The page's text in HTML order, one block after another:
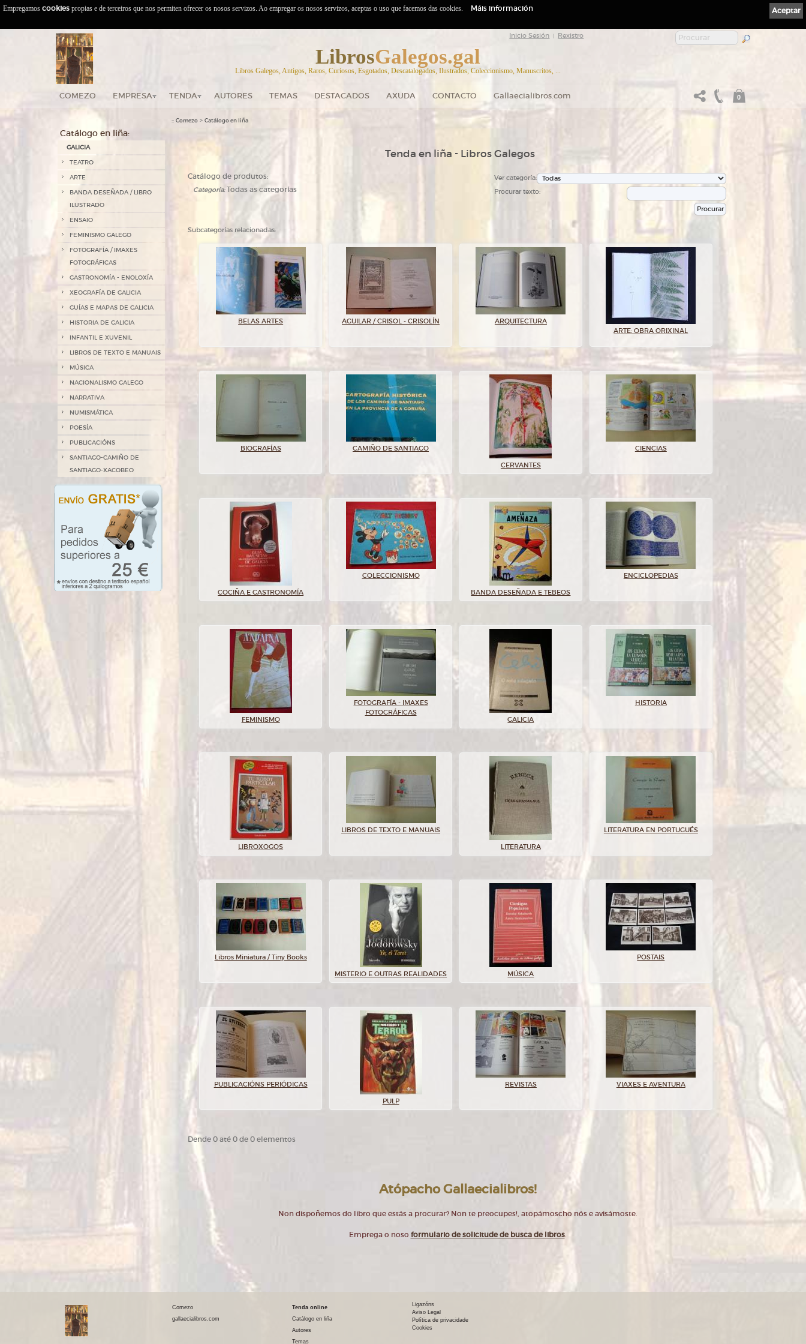
Inicio Sesión Rexistro
LibrosGalegos.gal
Libros Galegos, Antigos, Raros, Curiosos, Esgotados, Descatalogados, Ilustrados, Coleccionismo, Manuscritos, ...
COMEZO EMPRESA TENDA AUTORES TEMAS DESTACADOS AXUDA CONTACTO Gallaecialibros.com 0
Catálogo en liña:
GALICIA
TEATRO
ARTE
BANDA DESEÑADA / LIBRO
ILUSTRADO
ENSAIO
FEMINISMO GALEGO
FOTOGRAFÍA / IMAXES
FOTOGRÁFICAS
GASTRONOMÍA - ENOLOXÍA
XEOGRAFÍA DE GALICIA
GUÍAS E MAPAS DE GALICIA
HISTORIA DE GALICIA
INFANTIL E XUVENIL
LIBROS DE TEXTO E MANUAIS
MÚSICA
NACIONALISMO GALEGO
NARRATIVA
NUMISMÁTICA
POESÍA
PUBLICACIÓNS
SANTIAGO-CAMIÑO DE
SANTIAGO-XACOBEO
:: Comezo > Catálogo en liña
Tenda en liña - Libros Galegos
Catálogo de produtos:
Categoría:Todas as categorías
Ver categoría:
Procurar texto:
Subcategorías relacionadas:
BELAS ARTES AGUILAR / CRISOL - CRISOLÍN
ARQUITECTURA
ARTE: OBRA ORIXINAL
BIOGRAFÍAS
CAMIÑO DE SANTIAGO
CERVANTES
CIENCIAS
COCIÑA E GASTRONOMÍA
COLECCIONISMO
BANDA DESEÑADA E TEBEOS
ENCICLOPEDIAS
FEMINISMO
FOTOGRAFÍA - IMAXES
FOTOGRÁFICAS
GALICIA
HISTORIA
LIBROXOGOS
LIBROS DE TEXTO E MANUAIS
LITERATURA
LITERATURA EN PORTUGUÉS
Libros Miniatura / Tiny Books
MISTERIO E OUTRAS REALIDADES
MÚSICA
POSTAIS
PUBLICACIÓNS PERIÓDICAS
PULP
REVISTAS VIAXES E AVENTURA
Dende 0 até 0 de 0 elementos
Atópacho Gallaecialibros!
Non dispoñemos do libro que estás a procurar? Non te preocupes!, atopámoscho nós e avisámoste.
Emprega o noso formulario de solicitude de busca de libros.
Comezo
gallaecialibros.com
Tenda online
Catálogo en liña
Autores
Temas
Ligazóns
Aviso Legal
Política de privacidade
Cookies
Aceptar
Empregamos cookies propias e de terceiros que nos permiten ofrecer os nosos servizos. Ao empregar os nosos servizos, aceptas o uso que facemos das cookies. Máis información